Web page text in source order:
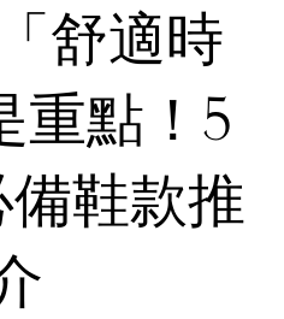
舒適時
重點！5
鞋款推